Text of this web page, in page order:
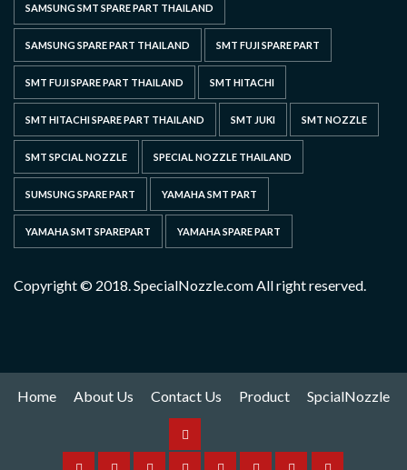
SAMSUNG SMT SPARE PART THAILAND
SAMSUNG SPARE PART THAILAND SMT FUJI SPARE PART
SMT FUJI SPARE PART THAILAND SMT HITACHI
SMT HITACHI SPARE PART THAILAND SMT JUKI SMT NOZZLE
SMT SPCIAL NOZZLE SPECIAL NOZZLE THAILAND
SUMSUNG SPARE PART YAMAHA SMT PART
YAMAHA SMT SPAREPART YAMAHA SPARE PART
Copyright © 2018. SpecialNozzle.com All right reserved.
Home About Us Contact Us Product SpcialNozzle
Product